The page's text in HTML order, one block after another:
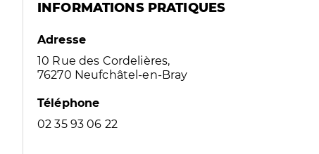
INFORMATIONS PRATIQUES
Adresse
10 Rue des Cordelières,
76270 Neufchâtel-en-Bray
Téléphone
02 35 93 06 22